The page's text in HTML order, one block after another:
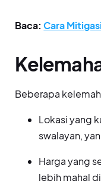
Baca:Cara
Beberapa
Lokasi yang
swalayan,
Harga yang
lebih mahal